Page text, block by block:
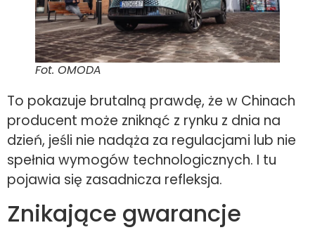
Fot. OMODA
To pokazuje brutalną prawdę, że w Chinach
producent może zniknąć z rynku z dnia na
dzień, jeśli nie nadąża za regulacjami lub nie
spełnia wymogów technologicznych. I tu
pojawia się zasadnicza refleksja.
Znikające gwarancje